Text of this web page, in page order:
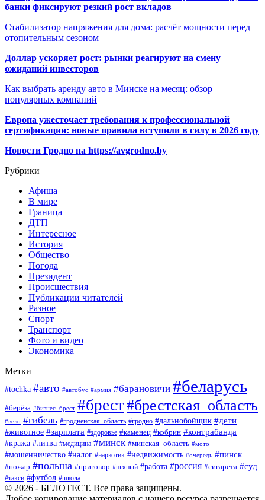
банки фиксируют резкий рост вкладов
Стабилизатор напряжения для дома: расчёт мощности перед
отопительным сезоном
Доллар ускоряет рост: рынки реагируют на смену
ожиданий инвесторов
Как выбрать аренду авто в Минске на месяц: обзор
популярных компаний
Европа ужесточает требования к профессиональной
сертификации: новые правила вступили в силу в 2026 году
Новости Гродно на https://avgrodno.by
Рубрики
Афиша
В мире
Граница
ДТП
Интересное
История
Общество
Погода
Президент
Происшествия
Публикации читателей
Разное
Спорт
Транспорт
Фото и видео
Экономика
Метки
#tochka #авто #автобус #армия #барановичи #беларусь
#берёза #бизнес_брест #брест#брестская_область
#вело #гибель #гродненская_область #гродно #дальнобойщик #дети
#животное #зарплата #здоровье #каменец #кобрин #контрабанда
#кража #литва #медицина #минск #минская_область #мото
#мошенничество #налог #наркотик #недвижимость #очередь #пинск
#пожар #польша #приговор #пьяный #работа #россия #сигарета #суд
#такси #футбол #школа
© 2026 - БЕЛОТЕСТ. Все права защищены.